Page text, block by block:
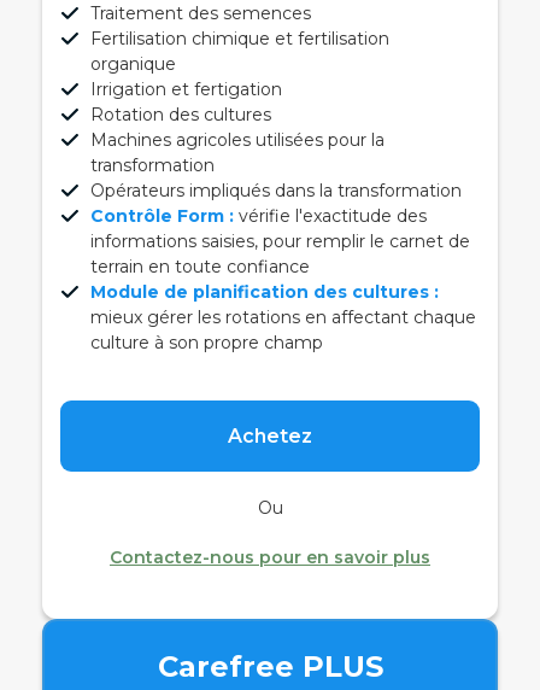
Traitement des semences
Fertilisation chimique et fertilisation
organique
Irrigation et fertigation
Rotation des cultures
Machines agricoles utilisées pour la
transformation
Opérateurs impliqués dans la transformation
Contrôle Form : vérifie l'exactitude des
informations saisies, pour remplir le carnet de
terrain en toute confiance
Module de planification des cultures :
mieux gérer les rotations en affectant chaque
culture à son propre champ
Achetez
Ou
Contactez-nous pour en savoir plus
Carefree PLUS